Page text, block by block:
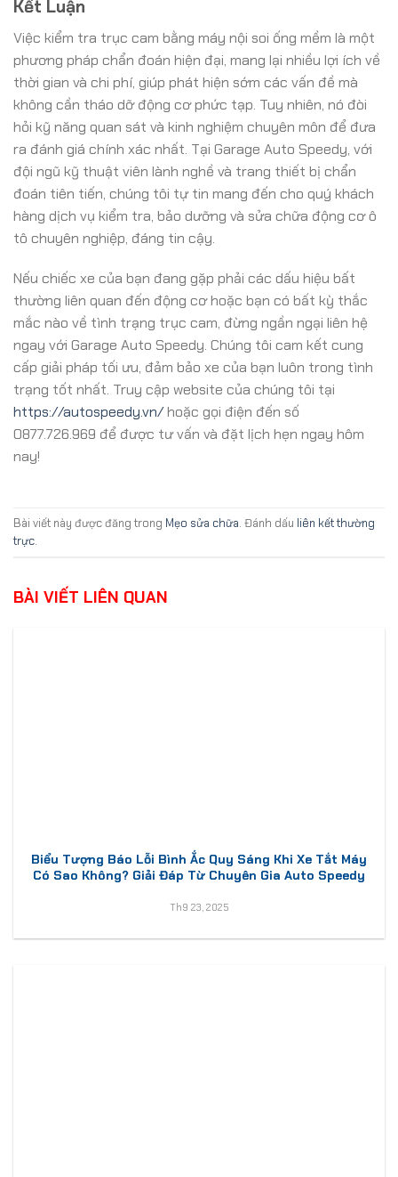
Kết Luận
Việc kiểm tra trục cam bằng máy nội soi ống mềm là một
phương pháp chẩn đoán hiện đại, mang lại nhiều lợi ích về
thời gian và chi phí, giúp phát hiện sớm các vấn đề mà
không cần tháo dỡ động cơ phức tạp. Tuy nhiên, nó đòi
hỏi kỹ năng quan sát và kinh nghiệm chuyên môn để đưa
ra đánh giá chính xác nhất. Tại Garage Auto Speedy, với
đội ngũ kỹ thuật viên lành nghề và trang thiết bị chẩn
đoán tiên tiến, chúng tôi tự tin mang đến cho quý khách
hàng dịch vụ kiểm tra, bảo dưỡng và sửa chữa động cơ ô
tô chuyên nghiệp, đáng tin cậy.
Nếu chiếc xe của bạn đang gặp phải các dấu hiệu bất
thường liên quan đến động cơ hoặc bạn có bất kỳ thắc
mắc nào về tình trạng trục cam, đừng ngần ngại liên hệ
ngay với Garage Auto Speedy. Chúng tôi cam kết cung
cấp giải pháp tối ưu, đảm bảo xe của bạn luôn trong tình
trạng tốt nhất. Truy cập website của chúng tôi tại
https://autospeedy.vn/hoặc gọi điện đến số
0877.726.969 để được tư vấn và đặt lịch hẹn ngay hôm
nay!
Bài viết này được đăng trong Mẹo sửa chữa. Đánh dấu liên kết thường
trực.
BÀI VIẾT LIÊN QUAN
Biểu Tượng Báo Lỗi Bình Ắc Quy Sáng Khi Xe Tắt Máy
Có Sao Không? Giải Đáp Từ Chuyên Gia Auto Speedy
Th9 23, 2025